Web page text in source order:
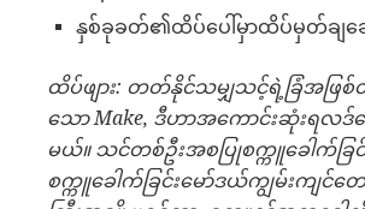
နှစ်ခုခတ်၏ထိပ်ပေါ်မှာထိပ်မှတ်ချခ
ထိပ်ဖျား: တတ်နိုင်သမျှသင့်ရဲ့ခြံအဖြ
သော Make, ဒီဟာအကောင်းဆုံးရလ
မယ်။ သင်တစ်ဦးအစပြုစက္ကူခေါက်ခ
စက္ကူခေါက်ခြင်းမော်ဒယ်ကျွမ်းကျင်တေ